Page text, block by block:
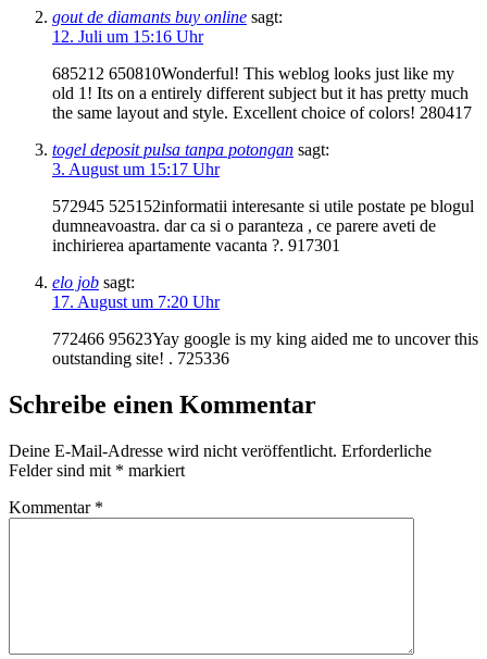
gout de diamants buy online sagt:
12. Juli um 15:16 Uhr
685212 650810Wonderful! This weblog looks just like my
old 1! Its on a entirely different subject but it has pretty much
the same layout and style. Excellent choice of colors! 280417
togel deposit pulsa tanpa potongan sagt:
3. August um 15:17 Uhr
572945 525152informatii interesante si utile postate pe blogul
dumneavoastra. dar ca si o paranteza , ce parere aveti de
inchirierea apartamente vacanta ?. 917301
elo job sagt:
17. August um 7:20 Uhr
772466 95623Yay google is my king aided me to uncover this
outstanding site! . 725336
Schreibe einen Kommentar
Deine E-Mail-Adresse wird nicht veröffentlicht. Erforderliche
Felder sind mit * markiert
Kommentar *